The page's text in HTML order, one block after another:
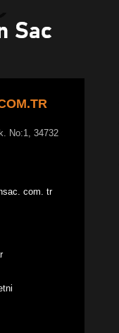
No:1, 34732
com. tr